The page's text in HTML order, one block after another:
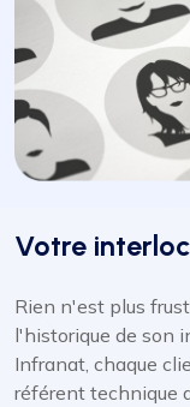
Votre
Rien n'est plus
l'historique de son
Infranat, chaque
référent technique